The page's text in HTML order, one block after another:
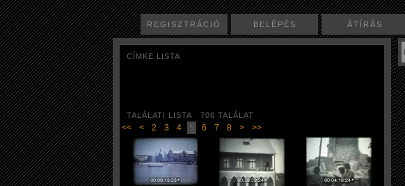
REGISZTRÁCIÓ BELÉPÉS ÁTÍRÁS
CÍMKE LISTA
TALÁLATI LISTA 706 TALÁLAT
<< < 2 3 4 5 6 7 8 > >>